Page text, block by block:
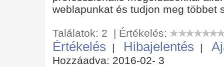
weblapunkat és tudjon meg többet
Találatok: 2 | Értékelés:
Értékelés | Hibajelentés |
Hozzáadva: 2016-02- 3